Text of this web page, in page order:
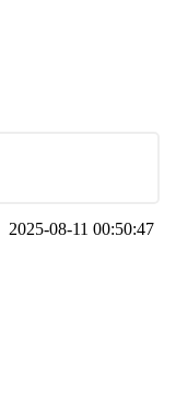
2025-08-11 00:50:47